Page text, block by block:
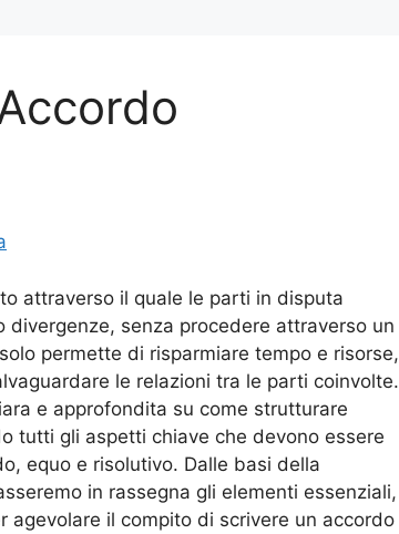
attraverso il quale le parti in disputa
senza procedere attraverso un
permette di risparmiare tempo e risorse,
le relazioni tra le parti coinvolte.
e approfondita su come strutturare
tutti gli aspetti chiave che devono essere
equo e risolutivo. Dalle basi della
in rassegna gli elementi essenziali,
il compito di scrivere un accordo